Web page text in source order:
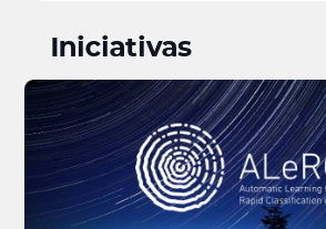
Iniciativas